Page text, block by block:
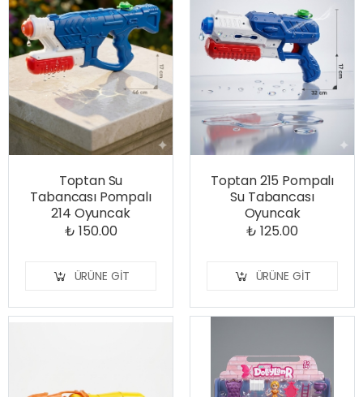
Toptan Su
Tabancası Pompalı
214 Oyuncak
₺ 150.00
ÜRÜNE GIT
Toptan 215 Pompalı
Su Tabancası
Oyuncak
₺ 125.00
ÜRÜNE GIT